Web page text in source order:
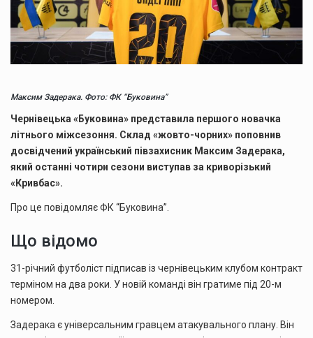
Максим Задерака. Фото: ФК “Буковина”
Чернівецька «Буковина» представила першого новачка
літнього міжсезоння. Склад «жовто-чорних» поповнив
досвідчений український півзахисник Максим Задерака,
який останні чотири сезони виступав за криворізький
«Кривбас».
Про це повідомляє ФК “Буковина”.
Що відомо
31-річний футболіст підписав із чернівецьким клубом контракт
терміном на два роки. У новій команді він гратиме під 20-м
номером.
Задерака є універсальним гравцем атакувального плану. Він